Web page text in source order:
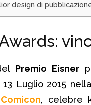
design di
Premio Eisner
13 Luglio 2015
, celebre